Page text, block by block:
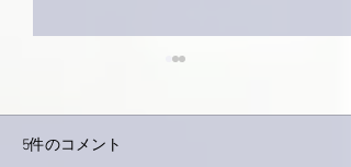
5件のコメント